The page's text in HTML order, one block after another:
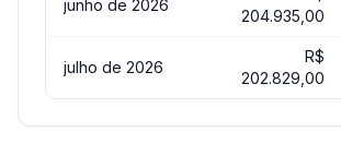
junho de 2026
204.935,00
julho de 2026
R$
202.829,00